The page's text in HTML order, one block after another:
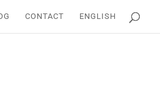
CONTACT ENGLISH